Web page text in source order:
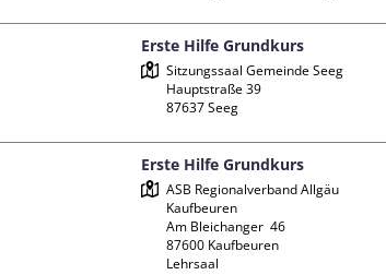
Erste Hilfe Grundkurs
Sitzungssaal Gemeinde Seeg
Hauptstraße 39
Erste Hilfe Grundkurs
ASB Regionalverband Allgäu
Kaufbeuren
Am Bleichanger  46
87600 Kaufbeuren
Lehrsaal